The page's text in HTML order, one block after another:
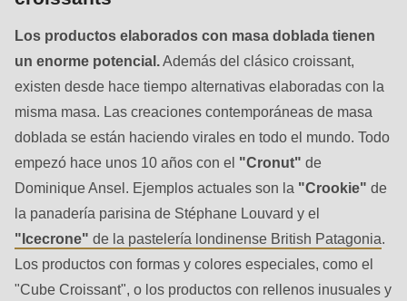
Passing
null
to
parameter
#1
($string)
of
type
string
is
deprecated
in
Los productos elaborados con masa doblada tienen
un enorme potencial.Además del clásico croissant,
existen desde hace tiempo alternativas elaboradas con la
misma masa. Las creaciones contemporáneas de masa
doblada se están haciendo virales en todo el mundo. Todo
empezó hace unos 10 años con el "Cronut" de
Dominique Ansel. Ejemplos actuales son la "Crookie" de
la panadería parisina de Stéphane Louvard y el
"Icecrone" de la pastelería londinense British Patagonia.
Los productos con formas y colores especiales, como el
"Cube Croissant", o los productos con rellenos inusuales y